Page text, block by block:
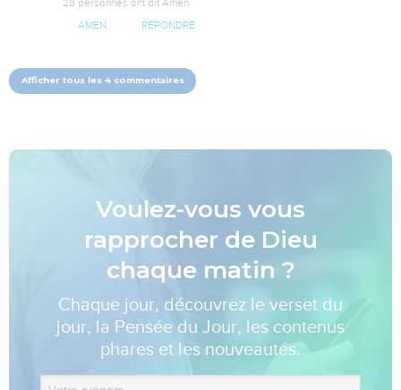
28 personnes ont dit Amen
AMEN RÉPONDRE
Afficher tous les 4 commentaires
Voulez-vous vous
rapprocher de Dieu
chaque matin ?
Chaque jour, découvrez le verset du
jour, la Pensée du Jour, les contenus
phares et les nouveautés.